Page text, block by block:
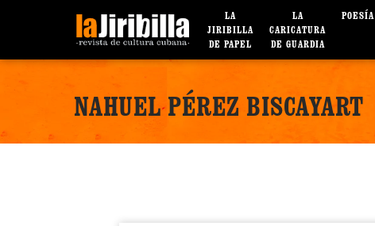
LA
JIRIBILLA
DE PAPEL
LA
CARICATURA
DE GUARDIA
POESÍA
NAHUEL PÉREZ BISCAYART